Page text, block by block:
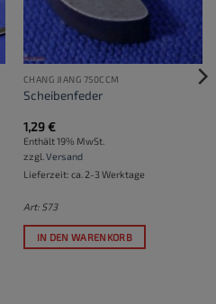
CHANG JIANG 750CCM
Scheibenfeder
1,29€
Enthält 19% MwSt.
zzgl. Versand
Lieferzeit: ca. 2-3 Werktage
Art: S73
IN DEN WARENKORB